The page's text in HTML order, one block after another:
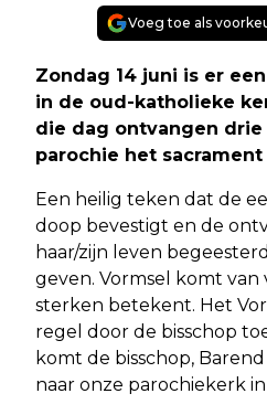
Voeg toe als
Zondag 14 juni is er
in de oud-katholieke
die dag ontvangen drie
parochie het sacrament
Een heilig teken dat de
doop bevestigt en de
haar/zijn leven
geven. Vormsel komt van
sterken betekent. Het
regel door de bisschop
komt de bisschop,
naar onze parochiekerk